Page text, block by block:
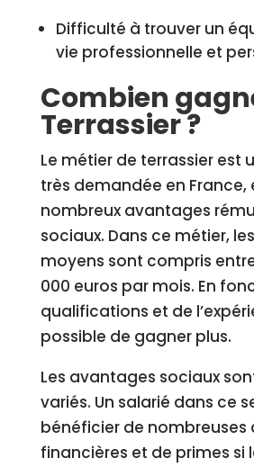
Difficulté à trouver un
vie professionnelle et
Combien
Terrassier ?
Le métier de terrassier est
très demandée en France,
nombreux avantages
sociaux. Dans ce métier,
moyens sont compris
000 euros par mois. En
qualifications et de
possible de gagner plus.
Les avantages sociaux
variés. Un salarié dans ce
bénéficier de nombreuses
financières et de primes si